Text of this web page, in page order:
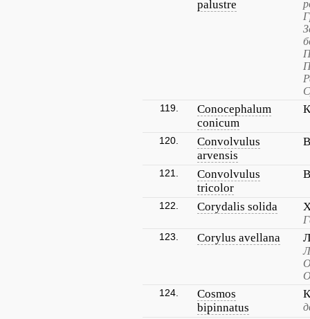
palustre
119.
Conocephalum
conicum
120.
Convolvulus
arvensis
121.
Convolvulus
tricolor
122. Corydalis solida
123. Corylus avellana
124.
Cosmos
bipinnatus